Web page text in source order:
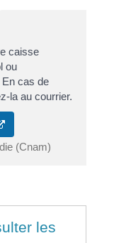
caisse
ou
cas de
la au courrier.
(Cnam)
les